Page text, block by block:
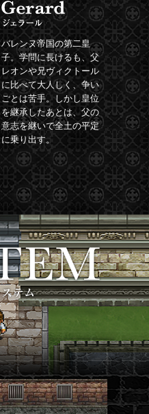
バレンヌ帝国の第二皇
子。学問に長けるも、父
レオンや兄ヴィクトール
に比べて大人しく、争い
ごとは苦手。しかし皇位
を継承したあとは、父の
意志を継いで全土の平定
に乗り出す。